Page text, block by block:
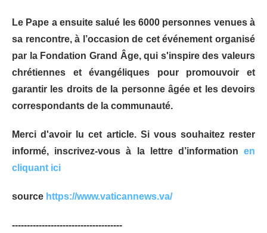
Le Pape a ensuite salué les 6000 personnes venues à
sa rencontre, à l’occasion de cet événement organisé
par la Fondation Grand Âge, qui s'inspire des valeurs
chrétiennes et évangéliques pour promouvoir et
garantir les droits de la personne âgée et les devoirs
correspondants de la communauté.
Merci d'avoir lu cet article. Si vous souhaitez rester
informé, inscrivez-vous à la lettre d’information en
cliquant ici
source https://www.vaticannews.va/
-------------------------------------